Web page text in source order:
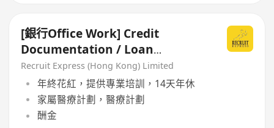
[銀行Office Work] Credit
Documentation / Loan
Administration
Recruit Express (Hong Kong) Limited
年終花紅，提供專業培訓，14天年休
家屬醫療計劃，醫療計劃
酬金